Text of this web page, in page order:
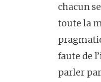
chacun
toute la
faute de
parler